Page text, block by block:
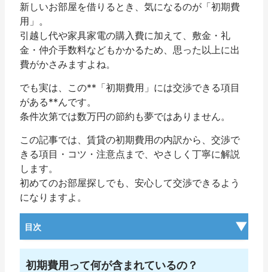
新しいお部屋を借りるとき、気になるのが「初期費
用」。
引越し代や家具家電の購入費に加えて、敷金・礼
金・仲介手数料などもかかるため、思った以上に出
費がかさみますよね。
でも実は、この**「初期費用」には交渉できる項目
がある**んです。
条件次第では数万円の節約も夢ではありません。
この記事では、賃貸の初期費用の内訳から、交渉で
きる項目・コツ・注意点まで、やさしく丁寧に解説
します。
初めてのお部屋探しでも、安心して交渉できるよう
になりますよ。
目次
初期費用って何が含まれているの？